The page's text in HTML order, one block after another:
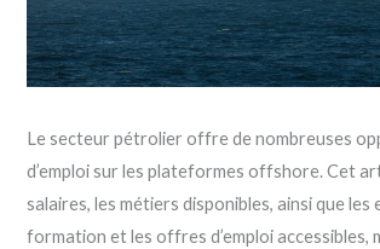
Le secteur pétrolier offre de nombreuses
d’emploi sur les plateformes offshore. Cet
salaires, les métiers disponibles, ainsi que les
formation et les offres d’emploi accessibles,